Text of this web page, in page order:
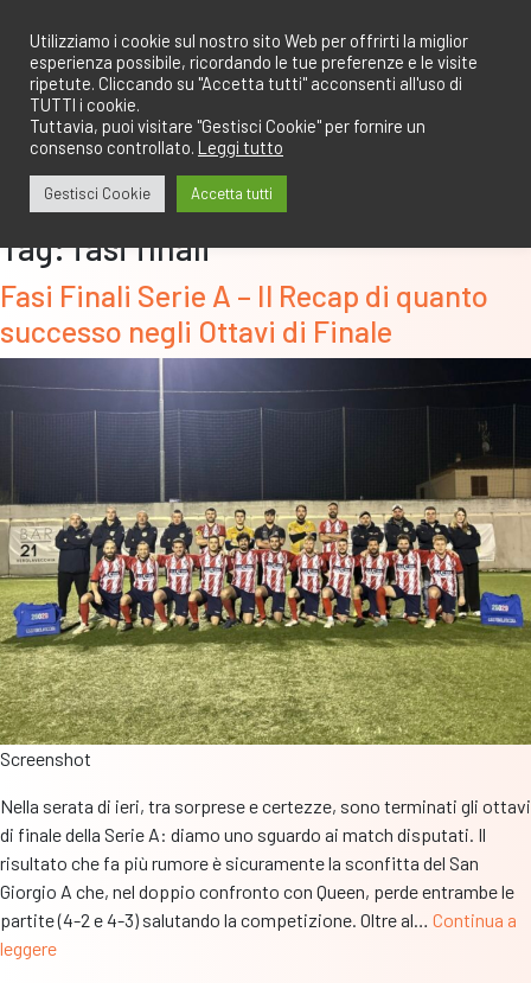
contenuto
Tag:fasi finali
Fasi Finali Serie A – Il Recap di quanto
successo negli Ottavi di Finale
Screenshot
Nella serata di ieri, tra sorprese e certezze, sono terminati gli ottavi
di finale della Serie A: diamo uno sguardo ai match disputati. Il
risultato che fa più rumore è sicuramente la sconfitta del San
Giorgio A che, nel doppio confronto con Queen, perde entrambe le
partite (4-2 e 4-3) salutando la competizione. Oltre al… Continua a
leggereFasi
Utilizziamo i cookie sul nostro sito Web per offrirti la miglior
esperienza possibile, ricordando le tue preferenze e le visite
ripetute. Cliccando su "Accetta tutti" acconsenti all'uso di
TUTTI i cookie.
Tuttavia, puoi visitare "Gestisci Cookie" per fornire un
consenso controllato. Leggi tutto
Gestisci Cookie Accetta tutti